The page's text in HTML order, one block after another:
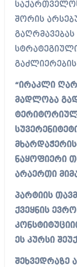
შორის
“ირაკლი
მადლობა
ნაყოფიერი
არაერთი
პარტიის
ქვეყნის
ეს კურსი
შეხვედრაზე